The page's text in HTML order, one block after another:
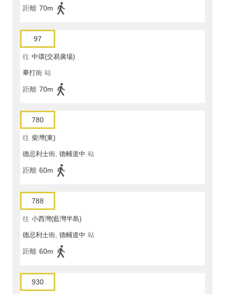
距離 70m
97
往 中環(交易廣場)
畢打街 站
距離 70m
780
往 柴灣(東)
德忌利士街, 德輔道中 站
距離 60m
788
往 小西灣(藍灣半島)
德忌利士街, 德輔道中 站
距離 60m
930